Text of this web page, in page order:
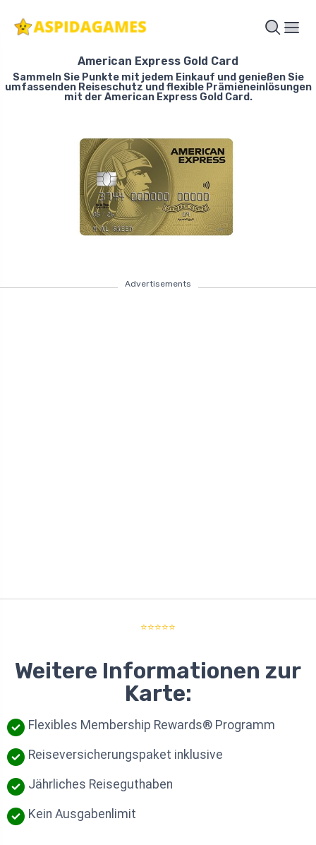
American Express Gold Card
Sammeln Sie Punkte mit jedem Einkauf und genießen Sie
umfassenden Reiseschutz und flexible Prämieneinlösungen
mit der American Express Gold Card.
Advertisements
⭐⭐⭐⭐⭐
Weitere Informationen zur
Karte:
Flexibles Membership Rewards® Programm
Reiseversicherungspaket inklusive
Jährliches Reiseguthaben
Kein Ausgabenlimit